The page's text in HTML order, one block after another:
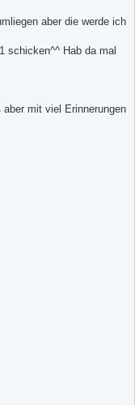
aber die werde ich
schicken^^ Hab da mal
mit viel Erinnerungen